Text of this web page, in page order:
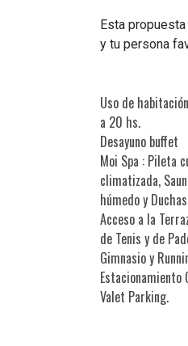
Esta
y tu persona
Uso de
a 20 hs.
Desayuno buffet
Moi Spa : Pileta
climatizada,
húmedo y
Acceso a la
de Tenis y de
Gimnasio y
Estacionamiento
Valet Parking.